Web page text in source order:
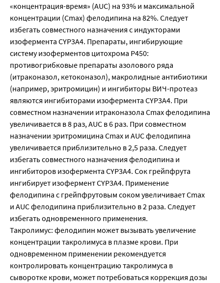
«концентрация-время» (AUC) на 93% и максимальной
концентрации (Сmах) фелодипина на 82%. Следует
избегать совместного назначения с индукторами
изофермента CYP3A4. Препараты, ингибирующие
систему изоферментов цитохрома Р450:
противогрибковые препараты азолового ряда
(итраконазол, кетоконазол), макролидные антибиотики
(например, эритромицин) и ингибиторы ВИЧ-протеаз
являются ингибиторами изофермента CYP3A4. При
совместном назначении итраконазола Сmах фелодипина
увеличивается в 8 раз, AUC в 6 раз. При совместном
назначении эритромицина Сmах и AUC фелодипина
увеличивается приблизительно в 2,5 раза. Следует
избегать совместного назначения фелодипина и
ингибиторов изофермента CYP3A4. Сок грейпфрута
ингибирует изофермент CYP3A4. Применение
фелодипина с грейпфрутовым соком увеличивает Сmах
и AUC фелодипина приблизительно в 2 раза. Следует
избегать одновременного применения.
Такролимус: фелодипин может вызывать увеличение
концентрации такролимуса в плазме крови. При
одновременном применении рекомендуется
контролировать концентрацию такролимуса в
сыворотке крови, может потребоваться коррекция дозы